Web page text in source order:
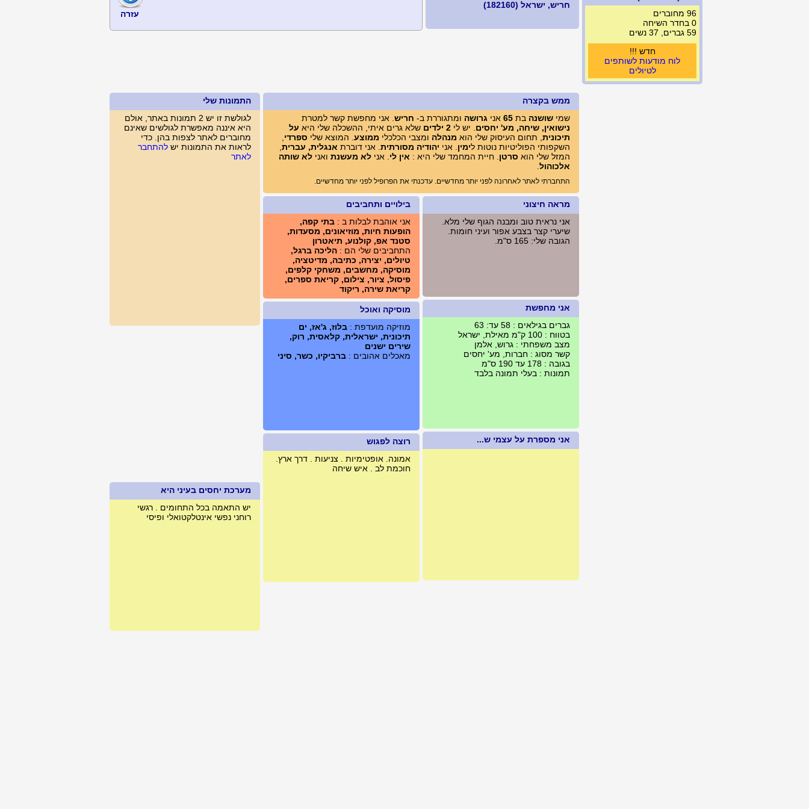
96 מחוברים
0 בחדר השיחה
59 גברים, 37 נשים
חדש !!!
לוח מודעות לשותפים
לטיולים
חריש, ישראל (182160)
עזרה
התמונות שלי
לגולשת זו יש 2 תמונות באתר, אולם
היא איננה מאפשרת לגולשים שאינם
מחוברים לאתר לצפות בהן. כדי
לראות את התמונות יש להתחבר
לאתר
מערכת יחסים בעיני היא
יש התאמה בכל התחומים . רגשי
רוחני נפשי אינטלקטואלי ופיסי
ממש בקצרה
שמי שושנה בת 65 אני גרושה ומתגוררת ב- חריש . אני מחפשת קשר למטרת
נישואין, שיחה, מע' יחסים . יש לי 2 ילדים שלא גרים איתי, ההשכלה שלי היא על
תיכונית , תחום העיסוק שלי הוא מנהלה ומצבי הכלכלי ממוצע . המוצא שלי ספרדי
השקפותי הפוליטיות נוטות לימין . אני יהודיה מסורתית . אני דוברת אנגלית, עברית
המזל שלי הוא סרטן . חיית המחמד שלי היא : אין לי . אני לא מעשנת ואני לא שותה
אלכוהול
התחברתי לאתר לאחרונה לפני יותר מחדשיים. עדכנתי את הפרופיל לפני יותר מחדשיים.
מראה חיצוני
אני נראית טוב ומבנה הגוף שלי מלא.
שיערי קצר בצבע אפור ועיני חומות.
הגובה שלי: 165 ס"מ.
אני מחפשת
גברים בגילאים : 58 עד: 63
בטווח : 100 ק"מ מאילת, ישראל
מצב משפחתי : גרוש, אלמן
קשר מסוג : חברות, מע' יחסים
בגובה : 178 עד 190 ס"מ
תמונות : בעלי תמונה בלבד
אני מספרת על עצמי ש...
בילויים ותחביבים
אני אוהבת לבלות ב : בתי קפה,
הופעות חיות, מוזיאונים, מסעדות,
סטנד אפ, קולנוע, תיאטרון
התחביבים שלי הם : הליכה ברגל,
טיולים, יצירה, כתיבה, מדיטציה,
מוסיקה, מחשבים, משחקי קלפים,
פיסול, ציור, צילום, קריאת ספרים,
קריאת שירה, ריקוד
מוסיקה ואוכל
מוזיקה מועדפת : בלוז, ג'אז, ים
תיכונית, ישראלית, קלאסית, רוק,
שירים ישנים
מאכלים אהובים : ברביקיו, כשר, סיני
רוצה לפגוש
אמונה. אופטימיות . צניעות . דרך ארץ.
חוכמת לב . איש שיחה